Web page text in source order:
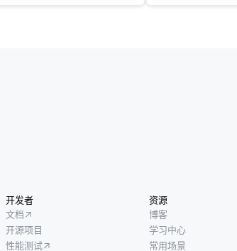
开发者
文档
开源项目
性能测试
资源
博客
学习中心
常用场景